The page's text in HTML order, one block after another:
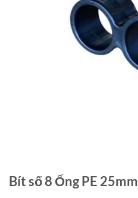
Bít số 8 Ống PE 25mm